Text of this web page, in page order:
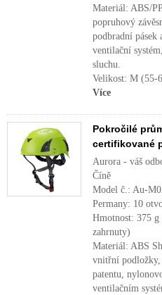
Materiál: ABS/
popruhový
podbradní
ventilační
sluchu.
Velikost: M (55-
Více
Pokročilé
certifikované
Aurora - váš
Číně
Model č.: Au-
Permany: 10
Hmotnost: 375
zahrnuty)
Materiál: ABS
vnitřní podložky,
patentu,
ventilačním